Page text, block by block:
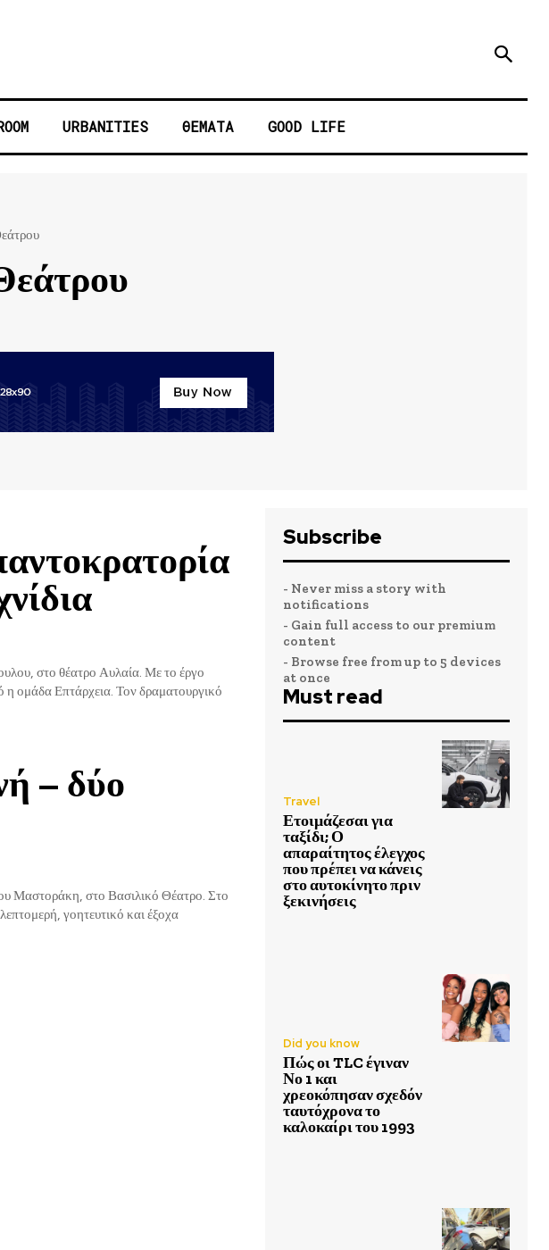
URBANITIES ΘΕΜΑΤΑ GOOD LIFE
Αυλαία. Με το έργο
ομάδα Επτάρχεια. Τον δραματουργικό
– δύο
στο Βασιλικό Θέατρο. Στο
γοητευτικό και έξοχα
Subscribe
- Never miss a story with
notifications
- Gain full access to our premium
content
- Browse free from up to 5 devices
at once
Must read
Travel
Ετοιμάζεσαι για
ταξίδι; Ο
απαραίτητος έλεγχος
που πρέπει να κάνεις
στο αυτοκίνητο πριν
ξεκινήσεις
Did you know
Πώς οι TLC έγιναν
Νο 1 και
χρεοκόπησαν σχεδόν
ταυτόχρονα το
καλοκαίρι του 1993